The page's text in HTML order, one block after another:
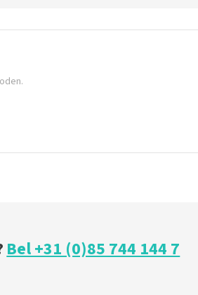
Bel +31 (0)85 744 144 7